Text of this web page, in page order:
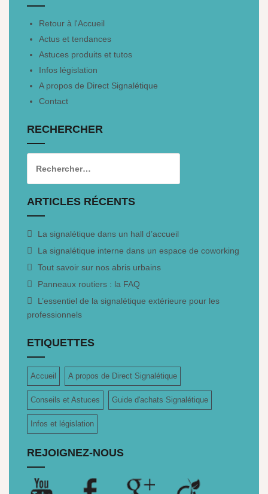
Retour à l'Accueil
Actus et tendances
Astuces produits et tutos
Infos législation
A propos de Direct Signalétique
Contact
RECHERCHER
ARTICLES RÉCENTS
La signalétique dans un hall d’accueil
La signalétique interne dans un espace de coworking
Tout savoir sur nos abris urbains
Panneaux routiers : la FAQ
L’essentiel de la signalétique extérieure pour les
professionnels
ETIQUETTES
Accueil A propos de Direct Signalétique
Conseils et Astuces Guide d'achats Signalétique
Infos et législation
REJOIGNEZ-NOUS